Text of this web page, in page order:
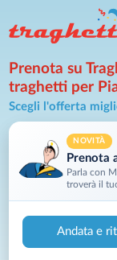
Prenota su
traghetti per
Scegli l'offerta
NOVITÀ
Prenota
Parla con
troverà il
Andata e